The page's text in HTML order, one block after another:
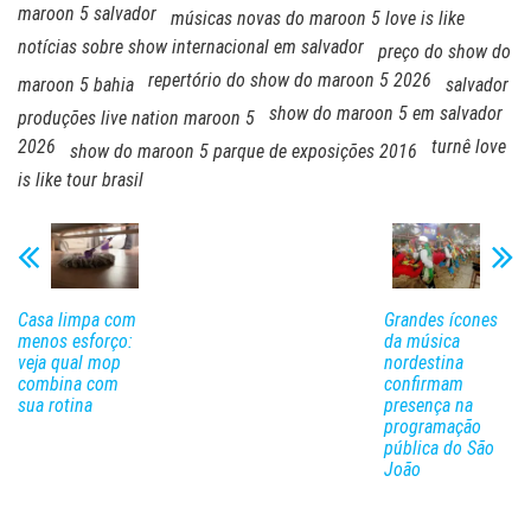
maroon 5 salvador
músicas novas do maroon 5 love is like
notícias sobre show internacional em salvador
preço do show do
maroon 5 bahia
repertório do show do maroon 5 2026
salvador
produções live nation maroon 5
show do maroon 5 em salvador
2026
show do maroon 5 parque de exposições 2016
turnê love
is like tour brasil
Casa limpa com
menos esforço:
veja qual mop
combina com
sua rotina
Grandes ícones
da música
nordestina
confirmam
presença na
programação
pública do São
João